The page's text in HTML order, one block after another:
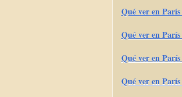
Qué ver en
Qué ver en
Qué ver en
Qué ver en